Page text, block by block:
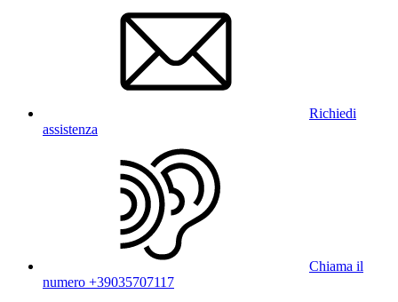
Richiedi
assistenza
Chiama il
numero +39035707117